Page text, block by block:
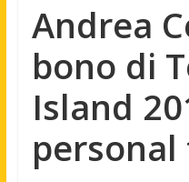
Andrea
bono di
Island